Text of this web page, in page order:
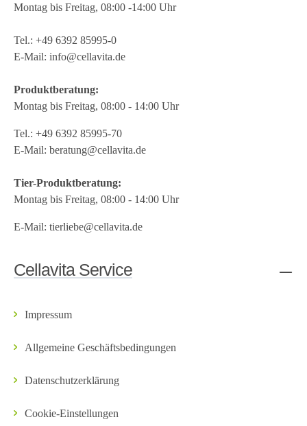
Montag bis Freitag, 08:00 -14:00 Uhr
Tel.: +49 6392 85995-0
E-Mail: info@cellavita.de
Produktberatung:
Montag bis Freitag, 08:00 - 14:00 Uhr
Tel.: +49 6392 85995-70
E-Mail: beratung@cellavita.de
Tier-Produktberatung:
Montag bis Freitag, 08:00 - 14:00 Uhr
E-Mail: tierliebe@cellavita.de
Cellavita Service
Impressum
Allgemeine Geschäftsbedingungen
Datenschutzerklärung
Cookie-Einstellungen